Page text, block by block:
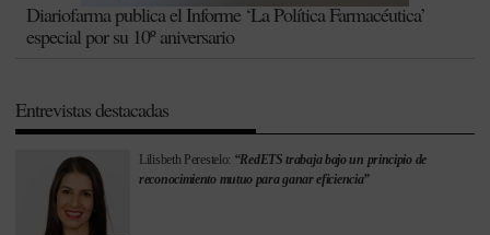
Diariofarma publica el Informe ‘La Política Farmacéutica’
especial por su 10º aniversario
Entrevistas destacadas
Lilisbeth Perestelo: “RedETS trabaja bajo un principio de
reconocimiento mutuo para ganar eficiencia”